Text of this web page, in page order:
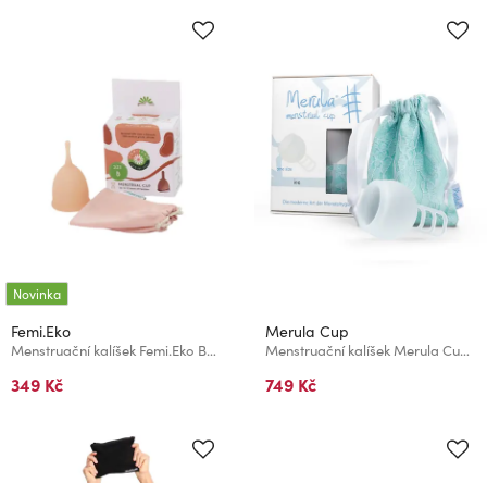
Novinka
Femi.Eko
Menstruační kalíšek Femi.Eko Beige vel. M
349 Kč
Merula Cup
Menstruační kalíšek Merula Cup Ice
749 Kč